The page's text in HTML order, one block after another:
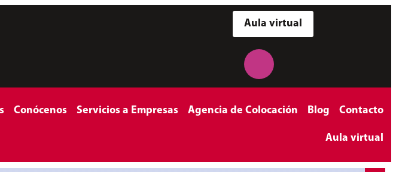
Aula virtual
Conócenos Servicios a Empresas Agencia de Colocación Blog Contacto
Aula virtual